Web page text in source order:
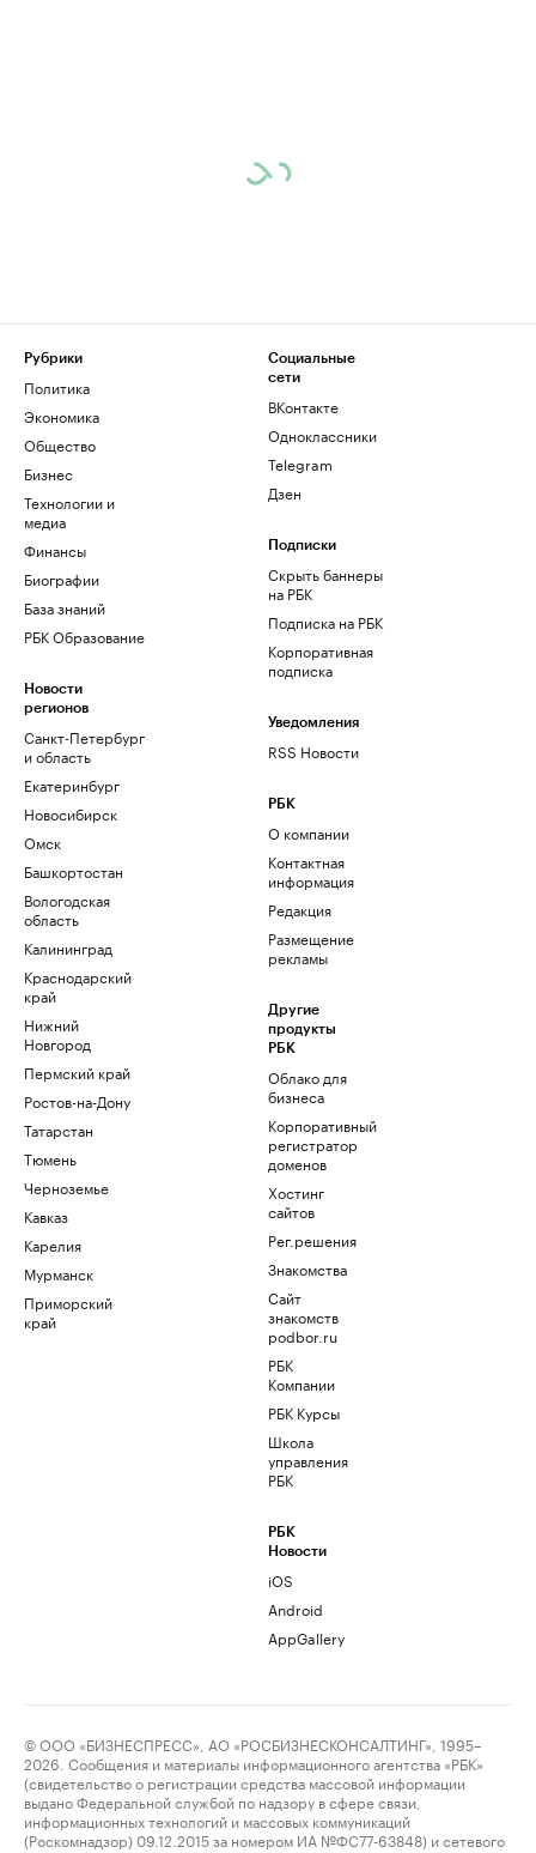
Рубрики
Политика
Экономика
Общество
Бизнес
Технологии и
медиа
Финансы
Биографии
База знаний
РБК Образование
Новости
регионов
Санкт-Петербург
и область
Екатеринбург
Новосибирск
Омск
Башкортостан
Вологодская
область
Калининград
Краснодарский
край
Нижний
Новгород
Пермский край
Ростов-на-Дону
Татарстан
Тюмень
Черноземье
Кавказ
Карелия
Мурманск
Приморский
край
Социальные
сети
ВКонтакте
Одноклассники
Telegram
Дзен
Подписки
Скрыть баннеры
на РБК
Подписка на РБК
Корпоративная
подписка
Уведомления
RSS Новости
РБК
О компании
Контактная
информация
Редакция
Размещение
рекламы
Другие
продукты
РБК
Облако для
бизнеса
Корпоративный
регистратор
доменов
Хостинг
сайтов
Рег.решения
Знакомства
Сайт
знакомств
podbor.ru
РБК
Компании
РБК Курсы
Школа
управления
РБК
РБК
Новости
iOS
Android
AppGallery
© ООО «БИЗНЕСПРЕСС», АО «РОСБИЗНЕСКОНСАЛТИНГ», 1995–
2026. Сообщения и материалы информационного агентства «РБК»
(свидетельство о регистрации средства массовой информации
выдано Федеральной службой по надзору в сфере связи,
информационных технологий и массовых коммуникаций
(Роскомнадзор) 09.12.2015 за номером ИА №ФС77-63848) и сетевого